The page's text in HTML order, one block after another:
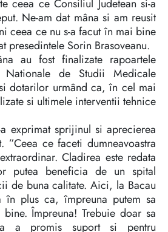
ceea ce Consiliul Judetean si-a
Ne-am dat mâna si am reusit
ceea ce nu s-a facut în mai bine
presedintele Sorin Brasoveanu.
au fost finalizate rapoartele
de Studii Medicale
dotarilor urmând ca, în cel mai
si ultimele interventii tehnice
exprimat sprijinul si aprecierea
”Ceea ce faceti dumneavoastra
Cladirea este redata
putea beneficia de un spital
de buna calitate. Aici, la Bacau
în plus ca, împreuna putem sa
Împreuna! Trebuie doar sa
a promis suport si pentru